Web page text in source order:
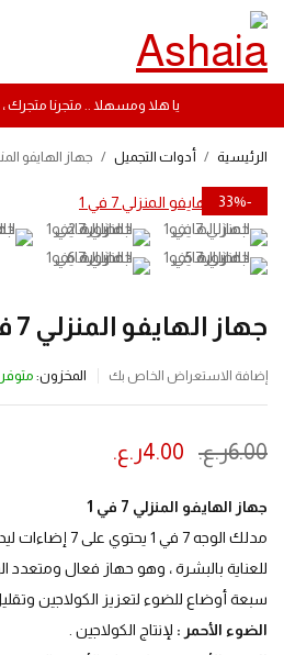
يا هلا ومسهلا .. متجرنا متجرك
الرئيسية / أدوات التجميل / جهاز الهايفو المنزلي
-33%
جهاز الهايفو المنزلي 7 في 1
إضافة الاستعراض الخاص بك المخزون:
ينتهي العرض بعد :
6.00ر.ع. 4.00ر.ع.
جهاز الهايفو المنزلي 7 في 1
مدلك الوجه 7 في
للعناية بالبشرة ، وهو حهاز فعال ومتعدد
سبعة أوضاع للضوء لتعزيز الكولاجين
الضوء الأحمر : لإنتاج الكولاجين .